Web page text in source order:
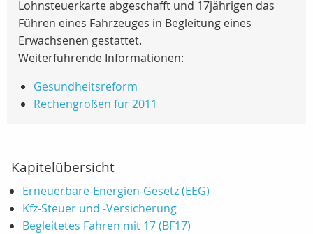
Lohnsteuerkarte abgeschafft und 17jährigen das
Führen eines Fahrzeuges in Begleitung eines
Erwachsenen gestattet.
Weiterführende Informationen:
Gesundheitsreform
Rechengrößen für 2011
Kapitelübersicht
Erneuerbare-Energien-Gesetz (EEG)
Kfz-Steuer und -Versicherung
Begleitetes Fahren mit 17 (BF17)